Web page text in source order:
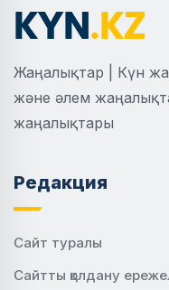
Жаңалықтар | Күн
және әлем
жаңалықтары
Редакция
Сайт туралы
Сайтты қолдану